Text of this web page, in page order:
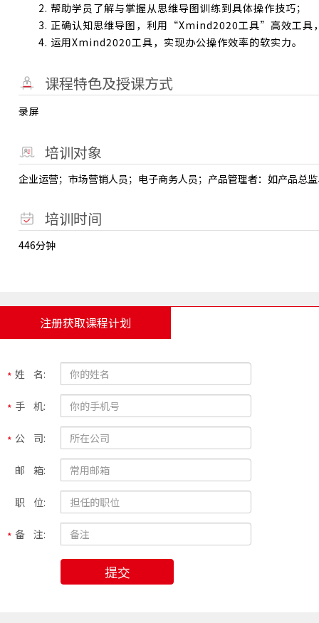
2. 帮助学员了解与掌握从思维导图训练到具体操作技巧；
3. 正确认知思维导图，利用“Xmind2020工具”高效工具
4. 运用Xmind2020工具，实现办公操作效率的软实力。
课程特色及授课方式
录屏
培训对象
企业运营；市场营销人员；电子商务人员；产品管理者：如产品总
培训时间
446分钟
注册获取课程计划
姓 名:
手 机:
公 司:
邮 箱:
职 位:
备 注:
提交